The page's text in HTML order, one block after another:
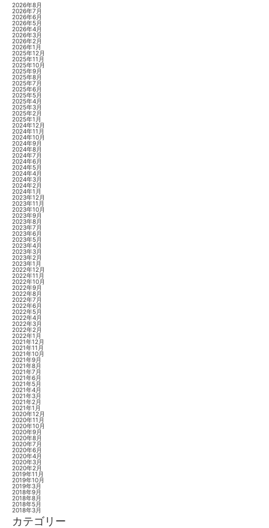
2026年8月
2026年7月
2026年6月
2026年5月
2026年4月
2026年3月
2026年2月
2026年1月
2025年12月
2025年11月
2025年10月
2025年9月
2025年8月
2025年7月
2025年6月
2025年5月
2025年4月
2025年3月
2025年2月
2025年1月
2024年12月
2024年11月
2024年10月
2024年9月
2024年8月
2024年7月
2024年6月
2024年5月
2024年4月
2024年3月
2024年2月
2024年1月
2023年12月
2023年11月
2023年10月
2023年9月
2023年8月
2023年7月
2023年6月
2023年5月
2023年4月
2023年3月
2023年2月
2023年1月
2022年12月
2022年11月
2022年10月
2022年9月
2022年8月
2022年7月
2022年6月
2022年5月
2022年4月
2022年3月
2022年2月
2022年1月
2021年12月
2021年11月
2021年10月
2021年9月
2021年8月
2021年7月
2021年6月
2021年5月
2021年4月
2021年3月
2021年2月
2021年1月
2020年12月
2020年11月
2020年10月
2020年9月
2020年8月
2020年7月
2020年6月
2020年4月
2020年3月
2020年2月
2019年11月
2019年10月
2019年3月
2018年9月
2018年8月
2018年5月
2018年3月
カテゴリー